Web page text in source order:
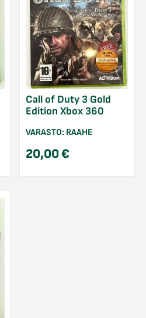
Call of Duty 3 Gold
Edition Xbox 360
VARASTO: RAAHE
20,00€